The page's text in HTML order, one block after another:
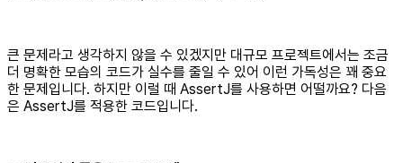
큰 문제라고 생각하지 않을 수 있겠지만 대규모 프로젝트에서는 조금
더 명확한 모습의 코드가 실수를 줄일 수 있어 이런 가독성은 꽤 중요
한 문제입니다. 하지만 이럴 때 AssertJ를 사용하면 어떨까요? 다음
은 AssertJ를 적용한 코드입니다.